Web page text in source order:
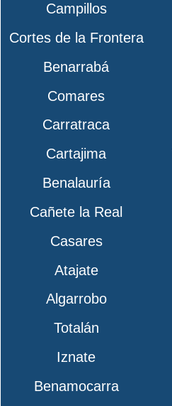
Campillos
Cortes de la Frontera
Benarrabá
Comares
Carratraca
Cartajima
Benalauría
Cañete la Real
Casares
Atajate
Algarrobo
Totalán
Iznate
Benamocarra